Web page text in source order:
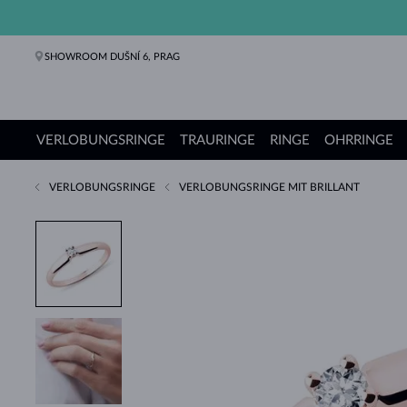
SHOWROOM DUŠNÍ 6, PRAG
VERLOBUNGSRINGE
Verlobungsringe
TRAURINGE
Trauringe
RINGE
Ringe
OHRRINGE
Ohrringe
Ketten
Armbänder
Perlen
Schmuck
Geschenke
KLENOTA Kollektionen
VERLOBUNGSRINGE VERLOBUNGSRINGE MIT BRILLANT